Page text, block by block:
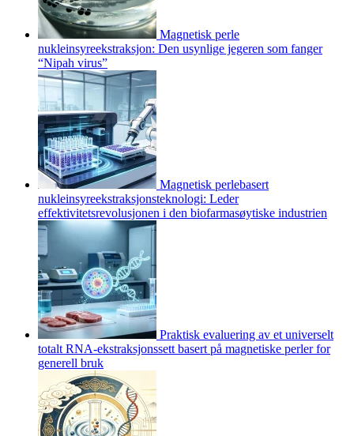
Magnetisk perle
nukleinsyreekstraksjon: Den usynlige jegeren som fanger
“Nipah virus”
Magnetisk perlebasert
nukleinsyreekstraksjonsteknologi: Leder
effektivitetsrevolusjonen i den biofarmasøytiske industrien
Praktisk evaluering av et universelt
totalt RNA-ekstraksjonssett basert på magnetiske perler for
generell bruk